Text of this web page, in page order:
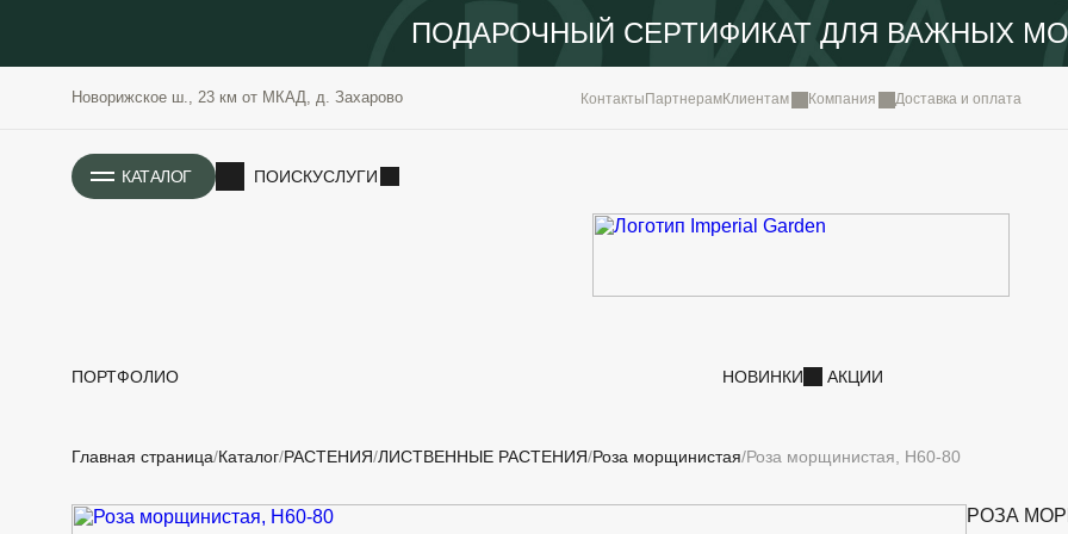
ПОДАРОЧНЫЙ СЕРТИФИКАТ ДЛЯ ВАЖНЫХ
Новорижское ш., 23 км от МКАД, д. Захарово Контакты ПартнерамКлиентам Компания Доставка и оплата
КАТАЛОГ ПОИСКУСЛУГИ
ПОРТФОЛИО НОВИНКИ АКЦИИ
РАСТЕНИЯ
ОЗЕЛЕНЕНИЕ
ИСТОРИЯ
Главная страница Каталог РАСТЕНИЯ ЛИСТВЕННЫЕ РАСТЕНИЯ Роза морщинистая Роза морщинистая, H60-80
РОЗА